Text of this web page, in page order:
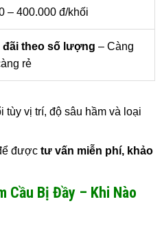
– 400.000 đ/khối
đãi theo số lượng – Càng
rẻ
tùy vị trí, độ sâu hầm và loại
đượctư vấn miễn phí, khảo
Cầu Bị Đầy – Khi Nào